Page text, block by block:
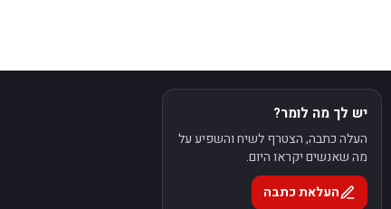
יש לך מה לומר?
העלה כתבה, הצטרף לשיח והשפיע על
מה שאנשים יקראו היום.
העלאת כתבה